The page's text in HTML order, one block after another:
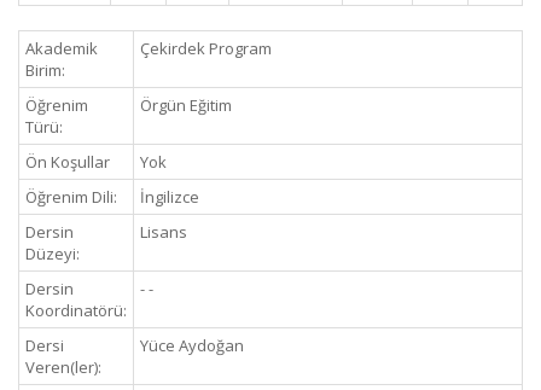
Akademik
Birim:
Çekirdek Program
Öğrenim
Türü:
Örgün Eğitim
Ön Koşullar
Yok
Öğrenim Dili:
İngilizce
Dersin
Düzeyi:
Lisans
Dersin
Koordinatörü:
- -
Dersi
Veren(ler):
Yüce Aydoğan